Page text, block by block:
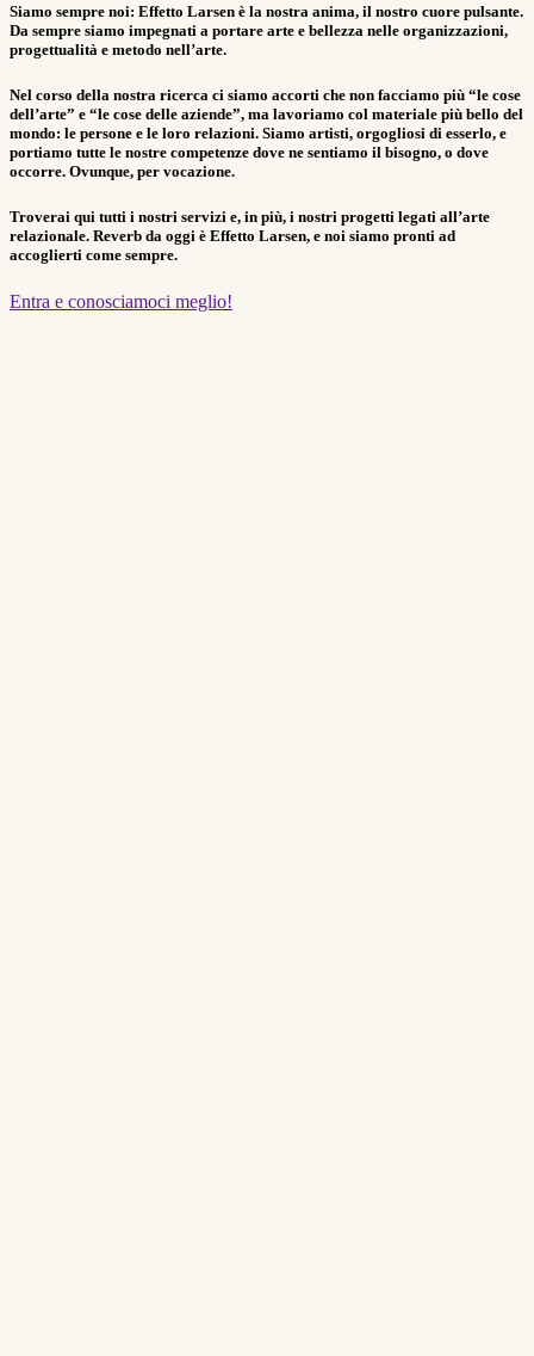
Siamo sempre noi: Effetto Larsen è la nostra anima, il nostro cuore pulsante.
Da sempre siamo impegnati a portare arte e bellezza nelle organizzazioni,
progettualità e metodo nell’arte.
Nel corso della nostra ricerca ci siamo accorti che non facciamo più “le cose
dell’arte” e “le cose delle aziende”, ma lavoriamo col materiale più bello del
mondo: le persone e le loro relazioni. Siamo artisti, orgogliosi di esserlo, e
portiamo tutte le nostre competenze dove ne sentiamo il bisogno, o dove
occorre. Ovunque, per vocazione.
Troverai qui tutti i nostri servizi e, in più, i nostri progetti legati all’arte
relazionale. Reverb da oggi è Effetto Larsen, e noi siamo pronti ad
accoglierti come sempre.
Entra e conosciamoci meglio!